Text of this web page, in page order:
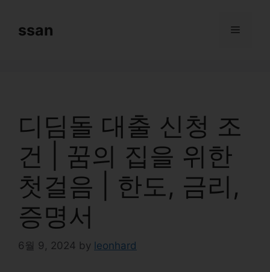
contentssan Menu
디딤돌 대출 신청 조
건 | 꿈의 집을 위한
첫걸음 | 한도, 금리,
증명서
6월 9, 2024 by leonhard